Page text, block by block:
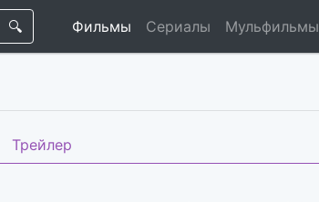
🔍 Фильмы Сериалы Мульфильмы
Трейлер